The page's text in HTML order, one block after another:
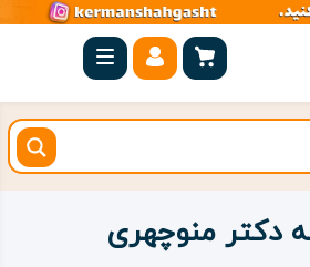
دکتر منوچهری